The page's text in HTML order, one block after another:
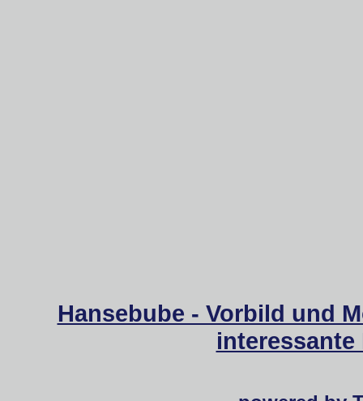
Hansebube - Vorbild und